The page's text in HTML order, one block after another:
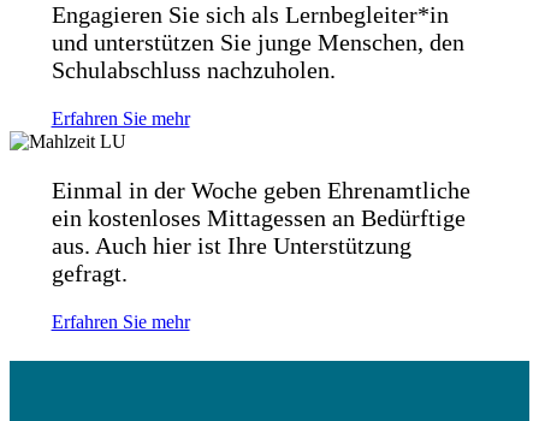
Engagieren Sie sich als Lernbegleiter*in
und unterstützen Sie junge Menschen, den
Schulabschluss nachzuholen.
Erfahren Sie mehr
Einmal in der Woche geben Ehrenamtliche
ein kostenloses Mittagessen an Bedürftige
aus. Auch hier ist Ihre Unterstützung
gefragt.
Erfahren Sie mehr